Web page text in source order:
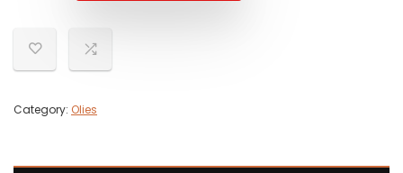
Category: Olies